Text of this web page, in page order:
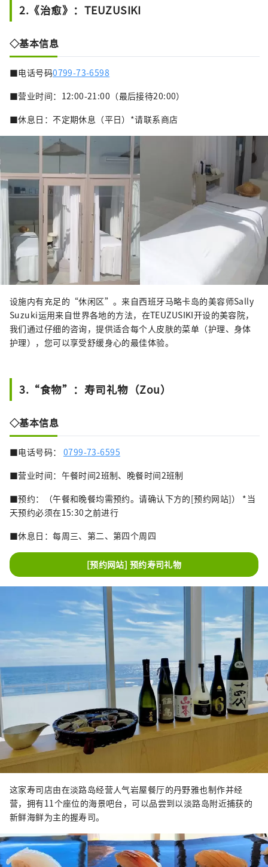
2.《治愈》：TEUZUSIKI
◇基本信息
■电话号码0799-73-6598
■营业时间：12:00-21:00（最后接待20:00）
■休息日：不定期休息（平日）*请联系商店
设施内有充足的“休闲区”。来自西班牙马略卡岛的美容师Sally
Suzuki运用来自世界各地的方法，在TEUZUSIKI开设的美容院，
我们通过仔细的咨询，提供适合每个人皮肤的菜单（护理、身体
护理），您可以享受舒缓身心的最佳体验。
3.“食物”：寿司礼物（Zou）
◇基本信息
■电话号码： 0799-73-6595
■营业时间：午餐时间2班制、晚餐时间2班制
■预约：（午餐和晚餐均需预约。请确认下方的[预约网站]） *当
天预约必须在15:30之前进行
■休息日：每周三、第二、第四个周四
[预约网站] 预约寿司礼物
这家寿司店由在淡路岛经营人气岩屋餐厅的丹野雅也制作并经
营，拥有11个座位的海景吧台，可以品尝到以淡路岛附近捕获的
新鲜海鲜为主的握寿司。